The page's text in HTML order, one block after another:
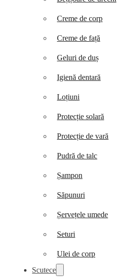
Creme de corp
Creme de față
Geluri de duș
Igienă dentară
Loțiuni
Protecție solară
Protecție de vară
Pudră de talc
Șampon
Săpunuri
Șervețele umede
Seturi
Ulei de corp
Scutece